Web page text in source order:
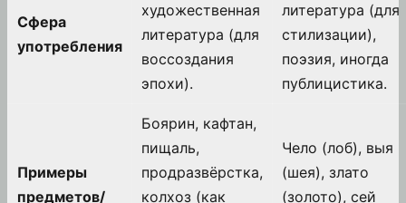
Сфера
употребления
художественная
литература (для
воссоздания
эпохи).
литература (для
стилизации),
поэзия, иногда
публицистика.
Примеры
предметов/
Боярин, кафтан,
пищаль,
продразвёрстка,
колхоз (как
Чело (лоб), выя
(шея), злато
(золото), сей